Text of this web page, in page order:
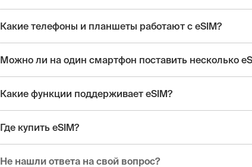
Какие телефоны и планшеты работают с eSIM?
Можно ли на один смартфон поставить несколько
Какие функции поддерживает eSIM?
Где купить eSIM?
Не нашли ответа на свой вопрос?